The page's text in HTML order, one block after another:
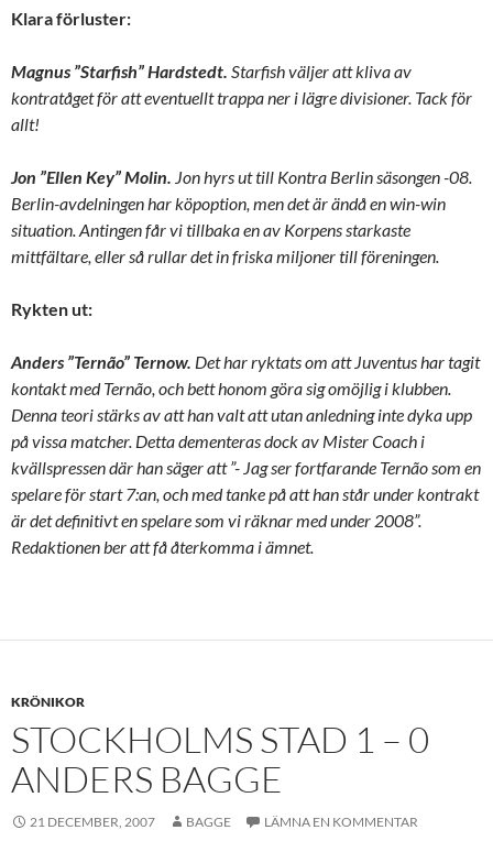
Klara förluster:
Magnus ”Starfish” Hardstedt. Starfish väljer att kliva av
kontratåget för att eventuellt trappa ner i lägre divisioner. Tack för
allt!
Jon ”Ellen Key” Molin. Jon hyrs ut till Kontra Berlin säsongen -08.
Berlin-avdelningen har köpoption, men det är ändå en win-win
situation. Antingen får vi tillbaka en av Korpens starkaste
mittfältare, eller så rullar det in friska miljoner till föreningen.
Rykten ut:
Anders ”Ternão” Ternow. Det har ryktats om att Juventus har tagit
kontakt med Ternão, och bett honom göra sig omöjlig i klubben.
Denna teori stärks av att han valt att utan anledning inte dyka upp
på vissa matcher. Detta dementeras dock av Mister Coach i
kvällspressen där han säger att ”- Jag ser fortfarande Ternão som en
spelare för start 7:an, och med tanke på att han står under kontrakt
är det definitivt en spelare som vi räknar med under 2008”.
Redaktionen ber att få återkomma i ämnet.
KRÖNIKOR
STOCKHOLMS STAD 1 – 0
ANDERS BAGGE
21 DECEMBER, 2007 BAGGE LÄMNA EN KOMMENTAR